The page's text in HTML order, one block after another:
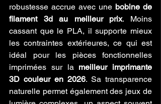
robustesse accrue avec une bobine de
filament 3d au meilleur prix. Moins
cassant que le PLA, il supporte mieux
les contraintes extérieures, ce qui est
idéal pour les pièces fonctionnelles
imprimées sur la meilleur imprimante
3D couleur en 2026. Sa transparence
naturelle permet également des jeux de